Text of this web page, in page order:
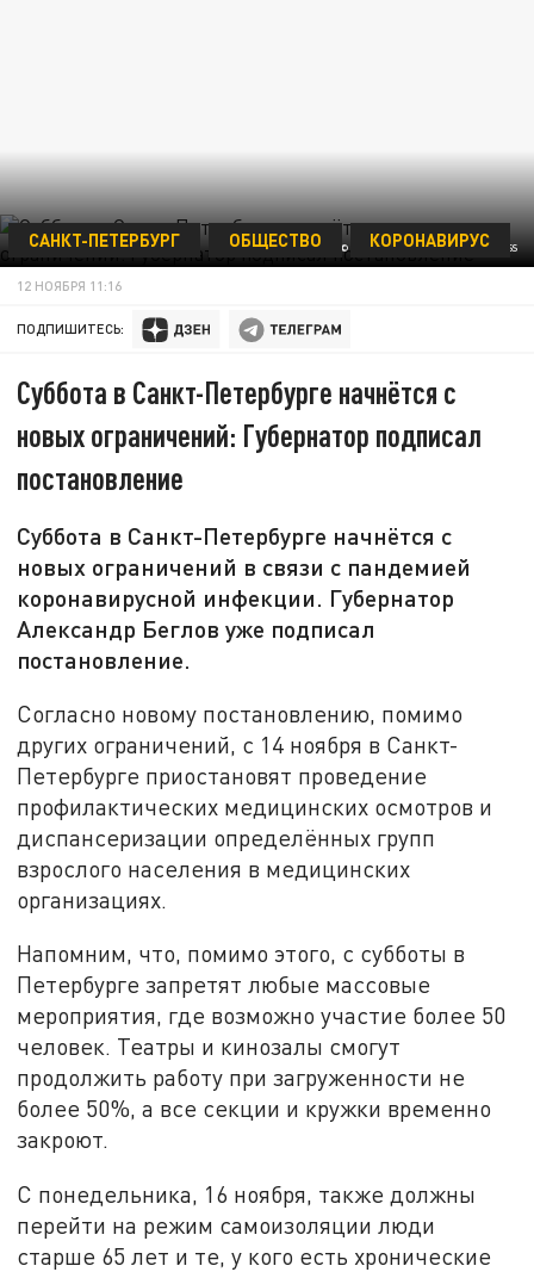
© ZAMIR USMANOV/GLOBALLOOKPRESS
САНКТ-ПЕТЕРБУРГ ОБЩЕСТВО КОРОНАВИРУС
12 НОЯБРЯ 11:16
ПОДПИШИТЕСЬ:
Суббота в Санкт-Петербурге начнётся с
новых ограничений: Губернатор подписал
постановление
Суббота в Санкт-Петербурге начнётся с
новых ограничений в связи с пандемией
коронавирусной инфекции. Губернатор
Александр Беглов уже подписал
постановление.
Согласно новому постановлению, помимо
других ограничений, с 14 ноября в Санкт-
Петербурге приостановят проведение
профилактических медицинских осмотров и
диспансеризации определённых групп
взрослого населения в медицинских
организациях.
Напомним, что, помимо этого, с субботы в
Петербурге запретят любые массовые
мероприятия, где возможно участие более 50
человек. Театры и кинозалы смогут
продолжить работу при загруженности не
более 50%, а все секции и кружки временно
закроют.
С понедельника, 16 ноября, также должны
перейти на режим самоизоляции люди
старше 65 лет и те, у кого есть хронические